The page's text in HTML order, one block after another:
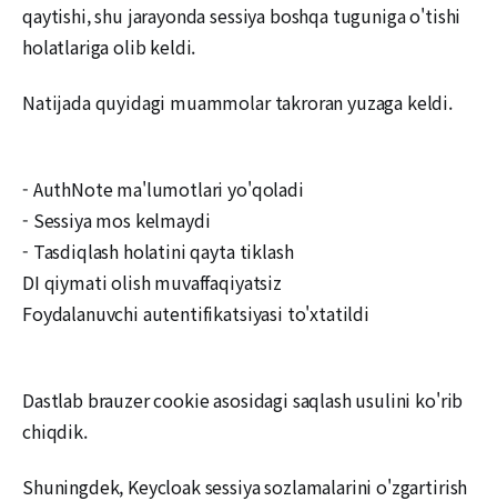
qaytishi, shu jarayonda sessiya boshqa tuguniga o'tishi
holatlariga olib keldi.
Natijada quyidagi muammolar takroran yuzaga keldi.
- AuthNote ma'lumotlari yo'qoladi
- Sessiya mos kelmaydi
- Tasdiqlash holatini qayta tiklash
DI qiymati olish muvaffaqiyatsiz
Foydalanuvchi autentifikatsiyasi to'xtatildi
Dastlab brauzer cookie asosidagi saqlash usulini ko'rib
chiqdik.
Shuningdek, Keycloak sessiya sozlamalarini o'zgartirish